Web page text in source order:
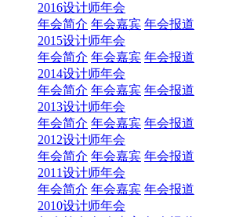
2016设计师年会
年会简介 年会嘉宾 年会报道
2015设计师年会
年会简介 年会嘉宾 年会报道
2014设计师年会
年会简介 年会嘉宾 年会报道
2013设计师年会
年会简介 年会嘉宾 年会报道
2012设计师年会
年会简介 年会嘉宾 年会报道
2011设计师年会
年会简介 年会嘉宾 年会报道
2010设计师年会